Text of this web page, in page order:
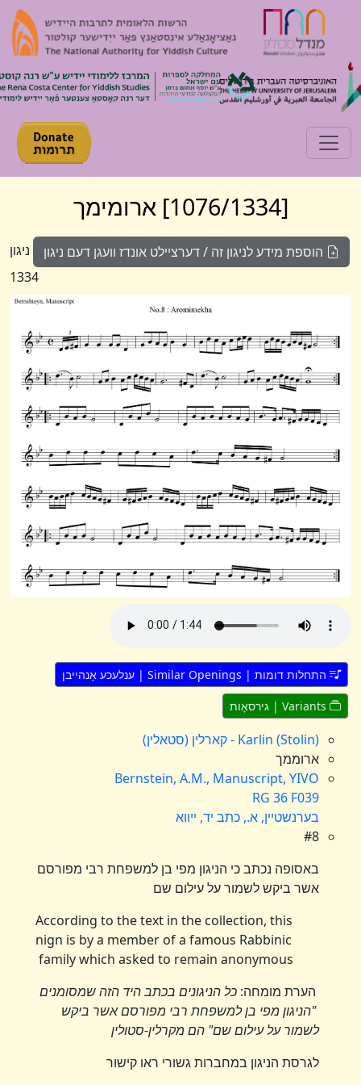
Toggle navigation
הוספת מידע לניגון זה / דערציילט אונדז וועגן דעם ניגון ניגון
1334
התחלות דומות | Similar Openings | ענלעכע אָנהייבן
Karlin (Stolin) - קארלין (סטאלין)
ארוממך
Bernstein, A.M., Manuscript, YIVO
RG 36 F039
בערנשטיין, א., כתב יד, ייווא
#8
באסופה נכתב כי הניגוןמפי בן למשפחת רבי מפורסם
אשר ביקש לשמור על עילום שם
According to the text in the collection, this
nign is by a member of a famous Rabbinic
family which asked to remain anonymous
הערת מומחה:כל הניגונים בכתב היד הזה שמסומנים
"הניגון מפי בן למשפחת רבי מפורסם אשר ביקש
לשמור על עילום שם" הם מקרלין-סטולין
לגרסת הניגון במחברות גשורי ראו קישור